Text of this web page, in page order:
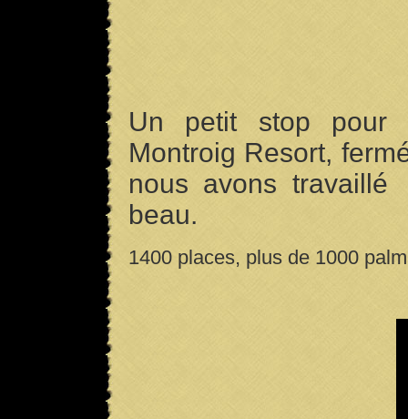
Un petit stop pour
Montroig Resort,
nous avons
beau.
1400 places, plus de 1000